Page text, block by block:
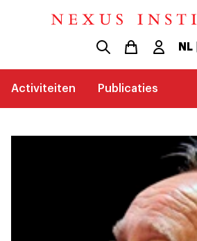
NL|
Activiteiten Publicaties